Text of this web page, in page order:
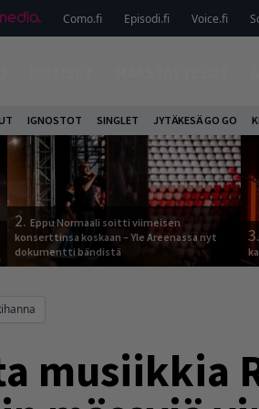
Como.fi Episodi.fi Voice.fi
IGNOSTOT SINGLET JYTÄKESÄ GO GO
2. Eppu Normaali soitti viimeisen
konserttinsa koskaan – Yle Areenassa nyt
dokumentti bändistä
3.
musiikkia